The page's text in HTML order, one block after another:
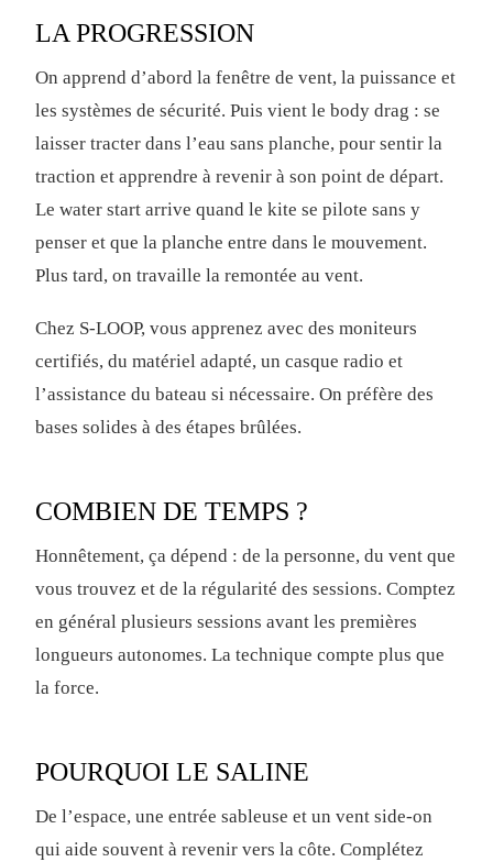
LA PROGRESSION
On apprend d’abord la fenêtre de vent, la puissance et
les systèmes de sécurité. Puis vient le body drag : se
laisser tracter dans l’eau sans planche, pour sentir la
traction et apprendre à revenir à son point de départ.
Le water start arrive quand le kite se pilote sans y
penser et que la planche entre dans le mouvement.
Plus tard, on travaille la remontée au vent.
Chez S-LOOP, vous apprenez avec des moniteurs
certifiés, du matériel adapté, un casque radio et
l’assistance du bateau si nécessaire. On préfère des
bases solides à des étapes brûlées.
COMBIEN DE TEMPS ?
Honnêtement, ça dépend : de la personne, du vent que
vous trouvez et de la régularité des sessions. Comptez
en général plusieurs sessions avant les premières
longueurs autonomes. La technique compte plus que
la force.
POURQUOI LE SALINE
De l’espace, une entrée sableuse et un vent side-on
qui aide souvent à revenir vers la côte. Complétez